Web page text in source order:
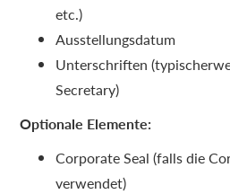
etc.)
Ausstellungsdatum
Unterschriften
Secretary)
Optionale Elemente:
Corporate Seal (falls die
verwendet)